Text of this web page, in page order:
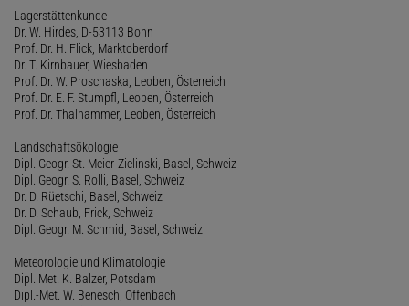
Lagerstättenkunde
Dr. W. Hirdes, D-53113 Bonn
Prof. Dr. H. Flick, Marktoberdorf
Dr. T. Kirnbauer, Wiesbaden
Prof. Dr. W. Proschaska, Leoben, Österreich
Prof. Dr. E. F. Stumpfl, Leoben, Österreich
Prof. Dr. Thalhammer, Leoben, Österreich
Landschaftsökologie
Dipl. Geogr. St. Meier-Zielinski, Basel, Schweiz
Dipl. Geogr. S. Rolli, Basel, Schweiz
Dr. D. Rüetschi, Basel, Schweiz
Dr. D. Schaub, Frick, Schweiz
Dipl. Geogr. M. Schmid, Basel, Schweiz
Meteorologie und Klimatologie
Dipl. Met. K. Balzer, Potsdam
Dipl.-Met. W. Benesch, Offenbach